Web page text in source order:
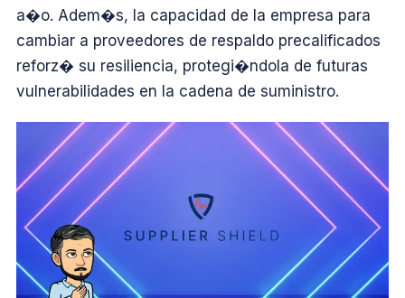
a�o. Adem�s, la capacidad de la empresa para
cambiar a proveedores de respaldo precalificados
reforz� su resiliencia, protegi�ndola de futuras
vulnerabilidades en la cadena de suministro.